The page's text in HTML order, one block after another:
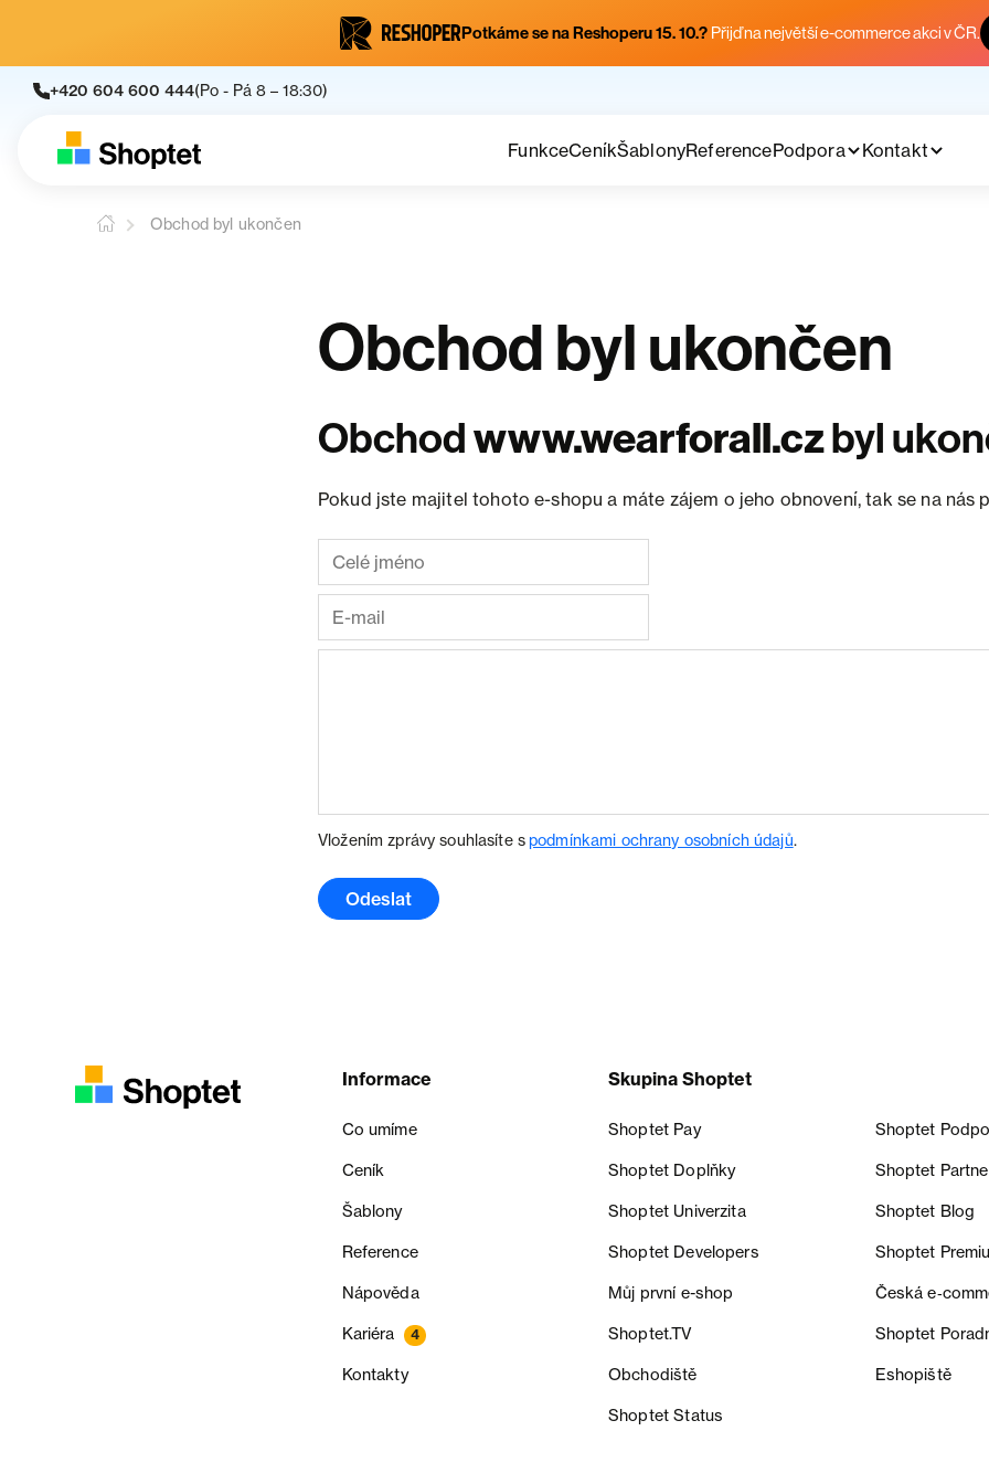
Potkáme se na Reshoperu 15. 10.? Přijď na největší e-commerce akci v ČR.
+420 604 600 444(Po - Pá 8 – 18:30)
FunkceCeníkŠablonyReferencePodpora Kontakt
Obchod byl ukončen
Obchod byl ukončen
Obchodwww.wearforall.czbyl
Pokud jste majitel tohoto e-shopu a máte zájem o jeho obnovení, tak se na nás
Vložením zprávy souhlasíte spodmínkami ochrany osobních údajů.
Odeslat
Informace
Co umíme
Ceník
Šablony
Reference
Nápověda
Kariéra 4
Kontakty
Skupina Shoptet
Shoptet Pay Shoptet
Shoptet Doplňky Shoptet
Shoptet Univerzita Shoptet Blog
Shoptet Developers Shoptet
Můj první e-shop Česká
Shoptet.TV Shoptet
Obchodiště Eshopiště
Shoptet Status